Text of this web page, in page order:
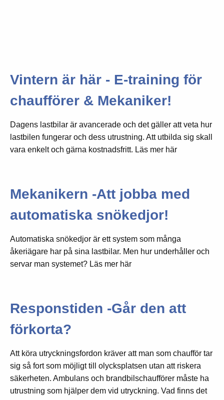
Vintern är här - E-training för
chaufförer & Mekaniker!
Dagens lastbilar är avancerade och det gäller att veta hur
lastbilen fungerar och dess utrustning. Att utbilda sig skall
vara enkelt och gärna kostnadsfritt. Läs mer här
Mekanikern -Att jobba med
automatiska snökedjor!
Automatiska snökedjor är ett system som många
åkeriägare har på sina lastbilar. Men hur underhåller och
servar man systemet? Läs mer här
Responstiden -Går den att
förkorta?
Att köra utryckningsfordon kräver att man som chaufför tar
sig så fort som möjligt till olycksplatsen utan att riskera
säkerheten. Ambulans och brandbilschaufförer måste ha
utrustning som hjälper dem vid utryckning. Vad finns det